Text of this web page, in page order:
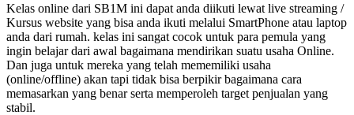
Kelas online dari SB1M ini dapat anda diikuti lewat live streaming /
Kursus website yang bisa anda ikuti melalui SmartPhone atau laptop
anda dari rumah. kelas ini sangat cocok untuk para pemula yang
ingin belajar dari awal bagaimana mendirikan suatu usaha Online.
Dan juga untuk mereka yang telah mememiliki usaha
(online/offline) akan tapi tidak bisa berpikir bagaimana cara
memasarkan yang benar serta memperoleh target penjualan yang
stabil.